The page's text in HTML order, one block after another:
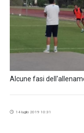
Alcune fasi
14 luglio 2019 10:31